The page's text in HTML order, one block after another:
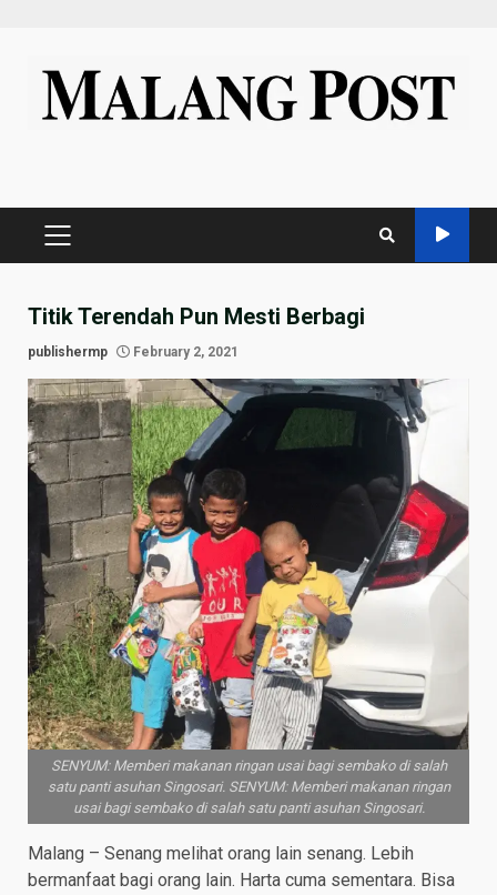
content
PRIMARY
Titik Terendah Pun Mesti Berbagi
publishermp February 2, 2021
SENYUM: Memberi makanan ringan usai bagi sembako di salah
satu panti asuhan Singosari. SENYUM: Memberi makanan ringan
usai bagi sembako di salah satu panti asuhan Singosari.
Malang – Senang melihat orang lain senang. Lebih
bermanfaat bagi orang lain. Harta cuma sementara. Bisa